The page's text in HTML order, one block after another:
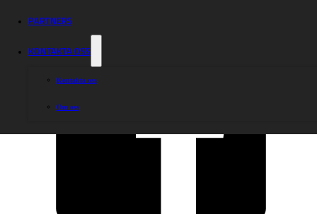
PARTNERS
KONTAKTA OSS
Kontakta oss
Om oss